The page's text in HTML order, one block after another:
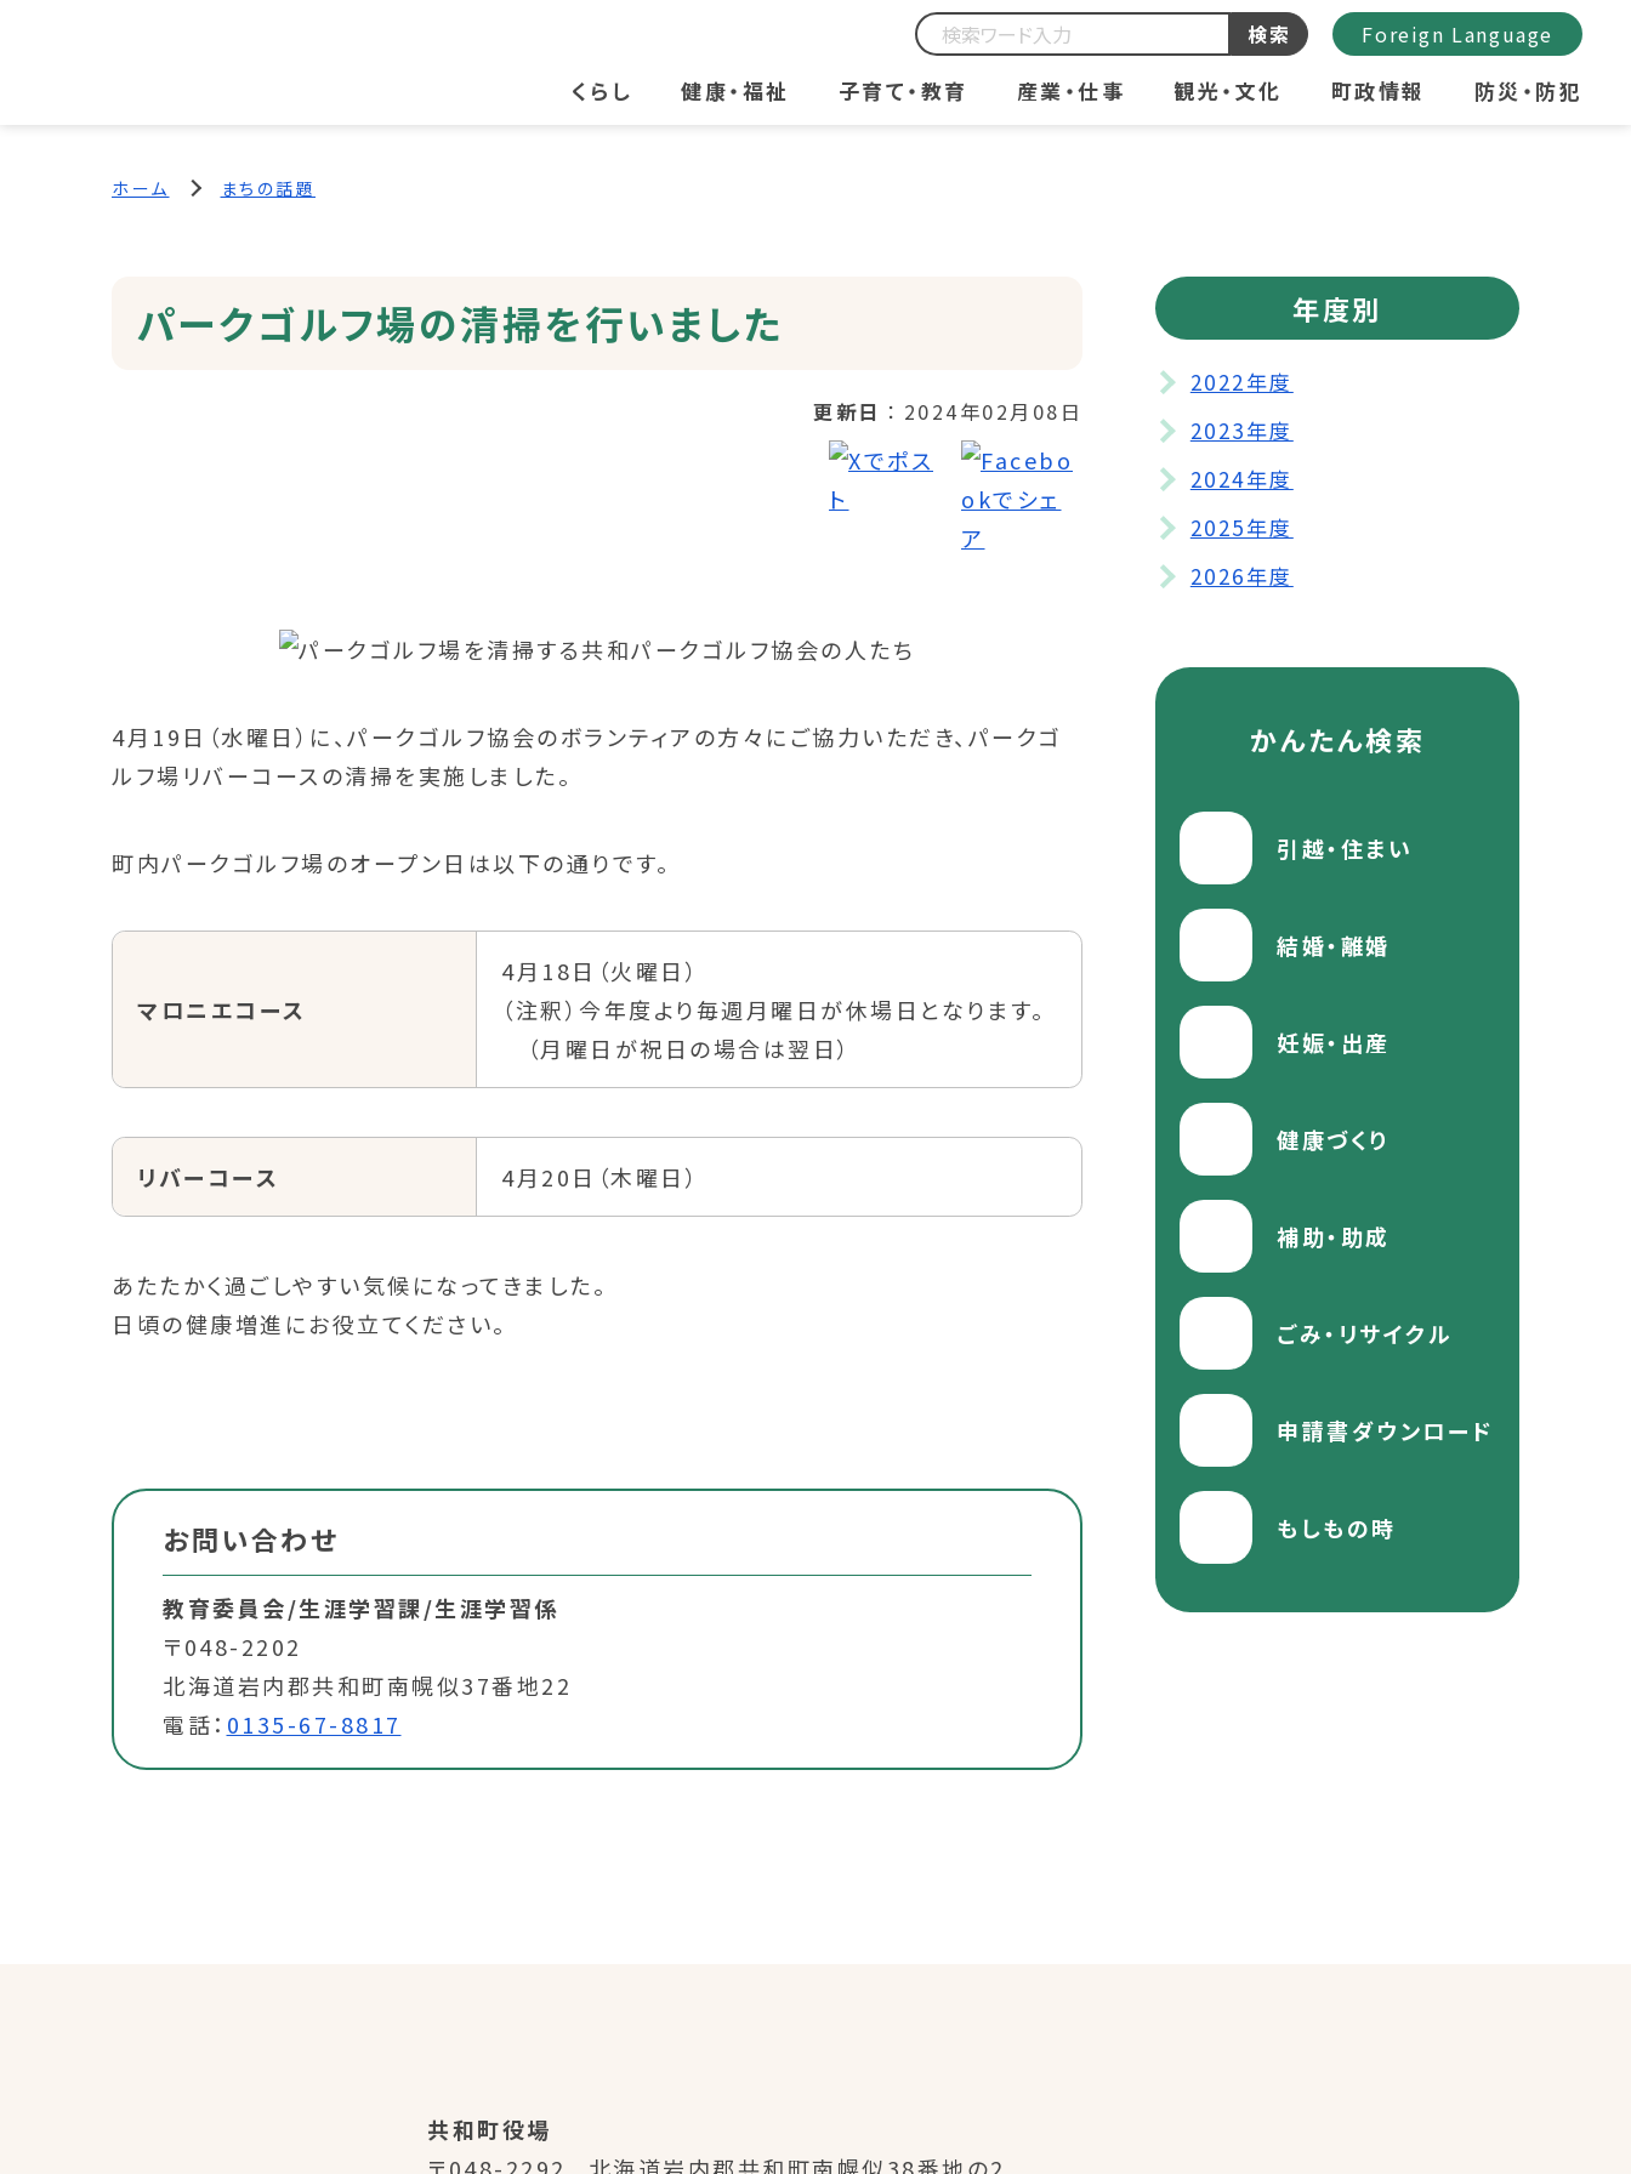
くらし 健康・福祉 子育て・教育 産業・仕事 観光・文化 町政情報 防災・防犯
検索 Foreign Language
ホーム まちの話題
パークゴルフ場の清掃を行いました
更新日 2024年02月08日
4月19日（水曜日）に、パークゴルフ協会のボランティアの方々にご協力いただき、パークゴ
ルフ場リバーコースの清掃を実施しました。
町内パークゴルフ場のオープン日は以下の通りです。
マロニエコース
4月18日（火曜日）
（注釈）今年度より毎週月曜日が休場日となります。
（月曜日が祝日の場合は翌日）
リバーコース 4月20日（木曜日）
あたたかく過ごしやすい気候になってきました。
日頃の健康増進にお役立てください。
お問い合わせ
教育委員会/生涯学習課/生涯学習係
〒048-2202
北海道岩内郡共和町南幌似37番地22
電話： 0135-67-8817
年度別
2022年度
2023年度
2024年度
2025年度
2026年度
かんたん検索
引越・住まい
結婚・離婚
妊娠・出産
健康づくり
補助・助成
ごみ・リサイクル
申請書ダウンロード
もしもの時
共和町役場